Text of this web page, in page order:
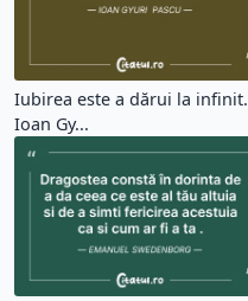
Iubirea este a dărui la infinit.
Ioan Gy...